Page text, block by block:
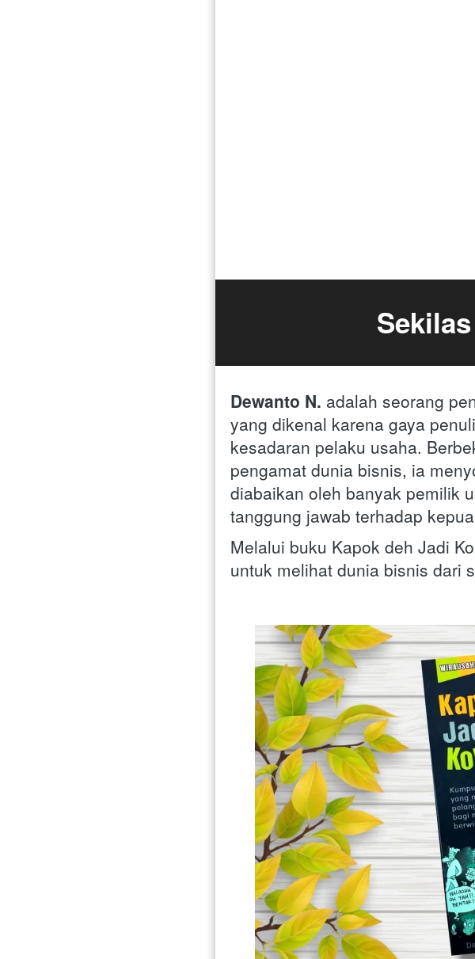
Dewanto N. adalah seorang
yang dikenal karena gaya
kesadaran pelaku usaha.
pengamat dunia bisnis, ia
diabaikan oleh banyak pemilik
tanggung jawab terhadap
Melalui buku Kapok deh Jadi
untuk melihat dunia bisnis dari